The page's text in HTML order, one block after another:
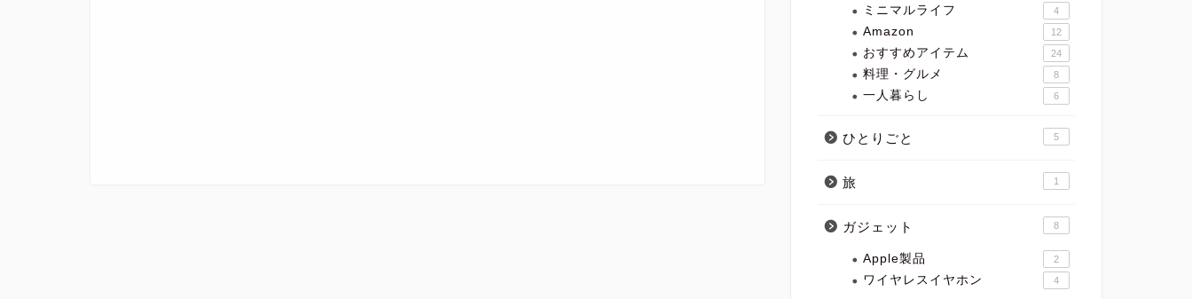
ミニマルライフ 4
Amazon 12
おすすめアイテム 24
料理・グルメ 8
一人暮らし 6
ひとりごと 5
旅 1
ガジェット 8
Apple製品 2
ワイヤレスイヤホン 4